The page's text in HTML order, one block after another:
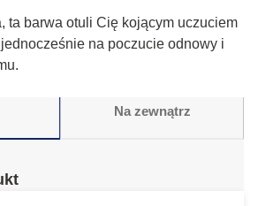
ta barwa otuli Cię kojącym uczuciem
na poczucie odnowy i
Na zewnątrz